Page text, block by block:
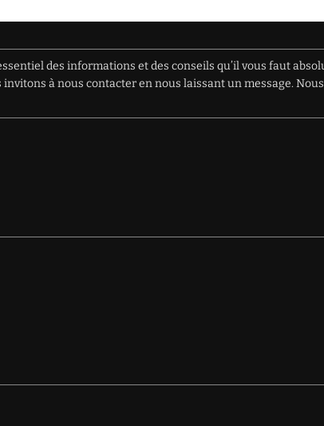
des informations et des conseils qu’il vous faut
à nous contacter en nous laissant un message.